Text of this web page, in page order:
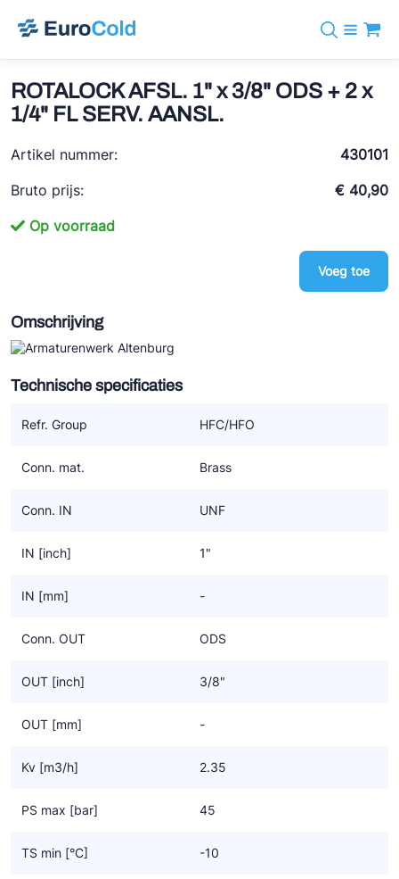
info@eurocold.nl
Merken
BOCK
REFFLEX®
Johnson Controls
Doucette Industries
Koudemiddelen
Diensten
Nieuws
Over ons
ROTALOCK AFSL. 1" x 3/8" ODS + 2 x
1/4" FL SERV. AANSL.
Artikel nummer:
430101
Bruto prijs:
€ 40,90
Op voorraad
Voeg toe
Omschrijving
Technische specificaties
Refr. Group HFC/HFO
Conn. mat. Brass
Conn. IN UNF
IN [inch] 1"
IN [mm] -
Conn. OUT ODS
OUT [inch] 3/8"
OUT [mm] -
Kv [m3/h] 2.35
PS max [bar] 45
TS min [°C] -10